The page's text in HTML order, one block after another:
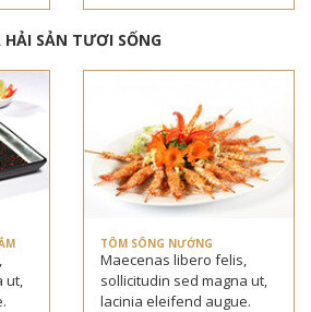
SẢN TƯƠI SỐNG
ut,
TÔM SÔNG NƯỚNG
Maecenas libero felis,
sollicitudin sed magna ut,
lacinia eleifend augue.